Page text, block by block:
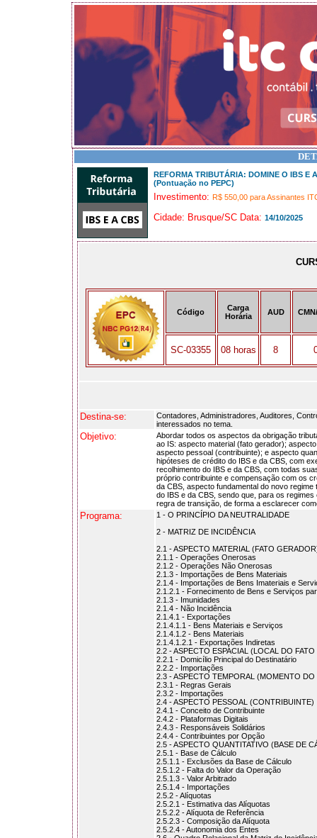
REFORMA TRIBUTÁRIA: DOMINE O IBS E
(Pontuação no PEPC)
Investimento: R$ 550,00 para Assinantes
Cidade: Brusque/SC Data: 14/10/2025
Código
Carga
Horária
AUD
SC-03355 08 horas 8
Destina-se:
Contadores, Administradores, Auditores,
interessados no tema.
Objetivo:
Abordar todos os aspectos da obrigação
ao IS: aspecto material (fato gerador);
aspecto pessoal (contribuinte); e aspecto
hipóteses de crédito do IBS e da CBS, com
recolhimento do IBS e da CBS, com todas
próprio contribuinte e compensação com os
da CBS, aspecto fundamental do novo
do IBS e da CBS, sendo que, para os
regra de transição, de forma a esclarecer
Programa:
1 - O PRINCÍPIO DA NEUTRALIDADE
2 - MATRIZ DE INCIDÊNCIA
2.1 - ASPECTO MATERIAL (FATO
2.1.1 - Operações Onerosas
2.1.2 - Operações Não Onerosas
2.1.3 - Importações de Bens Materiais
2.1.4 - Importações de Bens Imateriais e
2.1.2.1 - Fornecimento de Bens e Serviços
2.1.3 - Imunidades
2.1.4 - Não Incidência
2.1.4.1 - Exportações
2.1.4.1.1 - Bens Materiais e Serviços
2.1.4.1.2 - Bens Materiais
2.1.4.1.2.1 - Exportações Indiretas
2.2 - ASPECTO ESPACIAL (LOCAL DO
2.2.1 - Domicílio Principal do Destinatário
2.2.2 - Importações
2.3 - ASPECTO TEMPORAL (MOMENTO
2.3.1 - Regras Gerais
2.3.2 - Importações
2.4 - ASPECTO PESSOAL (CONTRIBUINTE)
2.4.1 - Conceito de Contribuinte
2.4.2 - Plataformas Digitais
2.4.3 - Responsáveis Solidários
2.4.4 - Contribuintes por Opção
2.5 - ASPECTO QUANTITATIVO (BASE DE
2.5.1 - Base de Cálculo
2.5.1.1 - Exclusões da Base de Cálculo
2.5.1.2 - Falta do Valor da Operação
2.5.1.3 - Valor Arbitrado
2.5.1.4 - Importações
2.5.2 - Alíquotas
2.5.2.1 - Estimativa das Alíquotas
2.5.2.2 - Alíquota de Referência
2.5.2.3 - Composição da Alíquota
2.5.2.4 - Autonomia dos Entes